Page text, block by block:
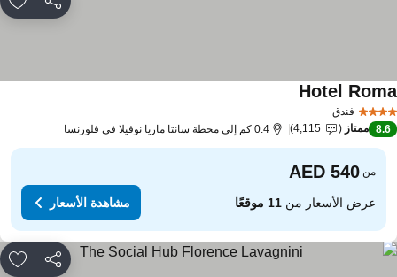
مشاركة
فندق
Hotel
8.6 ممتاز 4,115 0.4 كم إلى محطة سانتا ماريا نوفيلا في فلورنسا
من
عرض الأسعار من11 موقعًا مشاهدة الأسعار
مشاركة